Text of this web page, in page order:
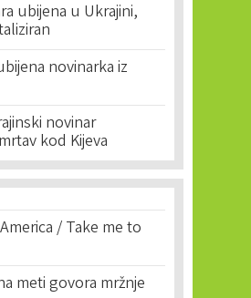
ubijena u Ukrajini,
novinarka iz
novinar
kod Kijeva
/ Take me to
meti govora mržnje